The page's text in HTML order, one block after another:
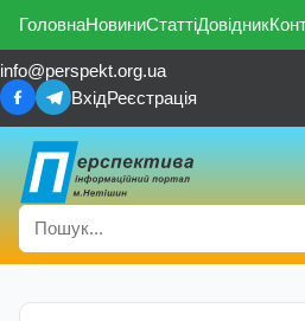
ГоловнаНовиниСтаттіДовідник
info@perspekt.org.ua
ВхідРеєстрація